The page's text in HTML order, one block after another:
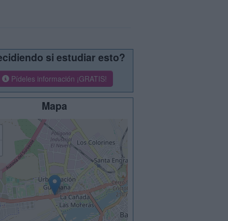
si estudiar esto?
Pídeles información ¡GRATIS!
Mapa